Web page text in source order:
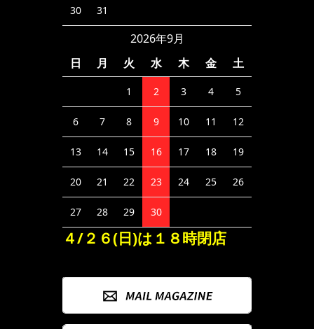
30 31
2026年9月
日
月 火 水 木 金 土
1 2 3 4 5
6 7 8 9 10 11 12
13 14 15 16 17 18 19
20 21 22 23 24 25 26
27 28 29 30
４/２６(日)は１８時閉店